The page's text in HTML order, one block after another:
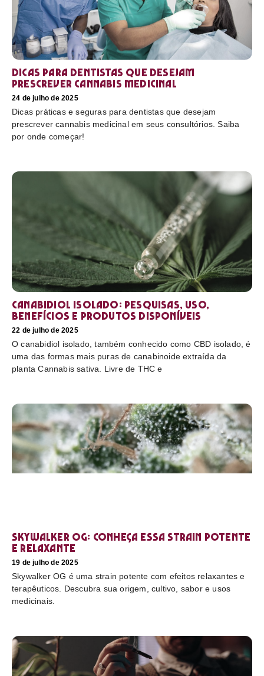
Dicas para dentistas que desejam
prescrever cannabis medicinal
24 de julho de 2025
Dicas práticas e seguras para dentistas que desejam
prescrever cannabis medicinal em seus consultórios. Saiba
por onde começar!
Canabidiol Isolado: pesquisas, uso,
benefícios e produtos disponíveis
22 de julho de 2025
O canabidiol isolado, também conhecido como CBD isolado, é
uma das formas mais puras de canabinoide extraída da
planta Cannabis sativa. Livre de THC e
Skywalker OG: conheça essa strain potente
e relaxante
19 de julho de 2025
Skywalker OG é uma strain potente com efeitos relaxantes e
terapêuticos. Descubra sua origem, cultivo, sabor e usos
medicinais.